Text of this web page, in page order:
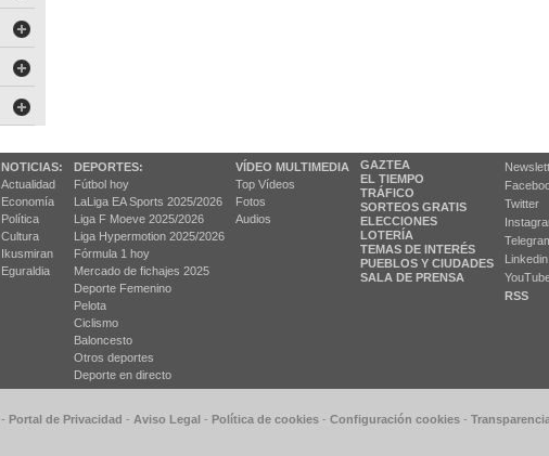
NOTICIAS:
Actualidad
Economía
Política
Cultura
Ikusmiran
Eguraldia
DEPORTES:
Fútbol hoy
LaLiga EA Sports 2025/2026
Liga F Moeve 2025/2026
Liga Hypermotion 2025/2026
Fórmula 1 hoy
Mercado de fichajes 2025
Deporte Femenino
Pelota
Ciclismo
Baloncesto
Otros deportes
Deporte en directo
VÍDEO MULTIMEDIA
Top Vídeos
Fotos
Audios
GAZTEA
EL TIEMPO
TRÁFICO
SORTEOS GRATIS
ELECCIONES
LOTERÍA
TEMAS DE INTERÉS
PUEBLOS Y CIUDADES
SALA DE PRENSA
Twitter
Linkedin
RSS
- Portal de Privacidad - Aviso Legal - Política de cookies - Configuración cookies -